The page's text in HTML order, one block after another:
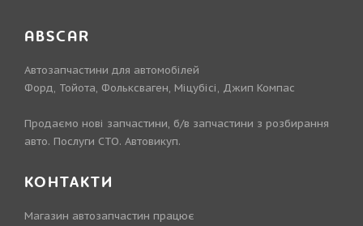
ABSCAR
Автозапчастини для автомобілей
Форд, Тойота, Фольксваген, Міцубісі, Джип Компас
Продаємо нові запчастини, б/в запчастини з розбирання
авто. Послуги СТО. Автовикуп.
КОНТАКТИ
Магазин автозапчастин працює